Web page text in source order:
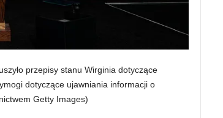
przepisy stanu Wirginia dotyczące
dotyczące ujawniania informacji o
Getty Images)